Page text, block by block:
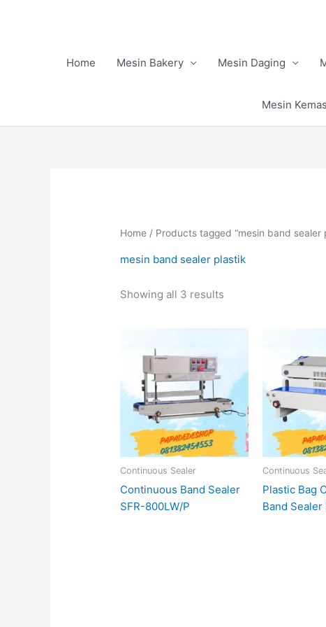
Home
Mesin Bakery Mesin Daging
Mesin
Home / Products tagged “mesin band sealer
mesin band sealer plastik
Showing all 3 results
Continuous Sealer
Continuous Band Sealer
SFR-800LW/P
Continuous
Plastic Bag
Band Sealer